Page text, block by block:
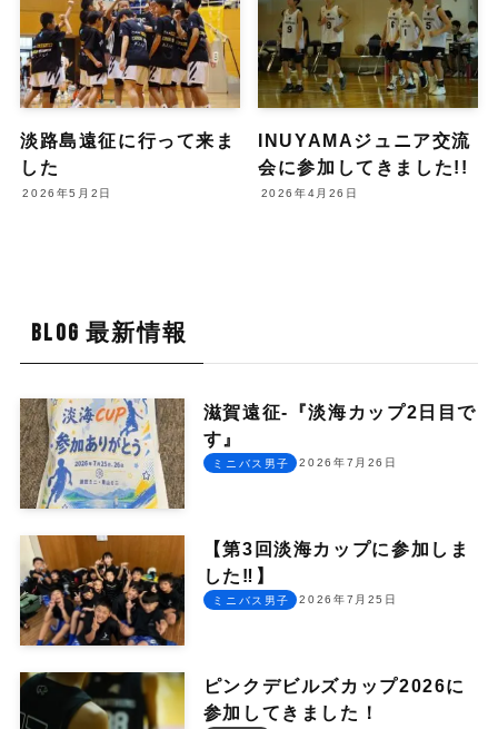
淡路島遠征に行って来ま
した
2026年5月2日
INUYAMAジュニア交流
会に参加してきました!!
2026年4月26日
BLOG 最新情報
滋賀遠征-『淡海カップ2日目で
す』
2026年7月26日
ミニバス男子
【第3回淡海カップに参加しま
した‼︎】
2026年7月25日
ミニバス男子
ピンクデビルズカップ2026に
参加してきました！